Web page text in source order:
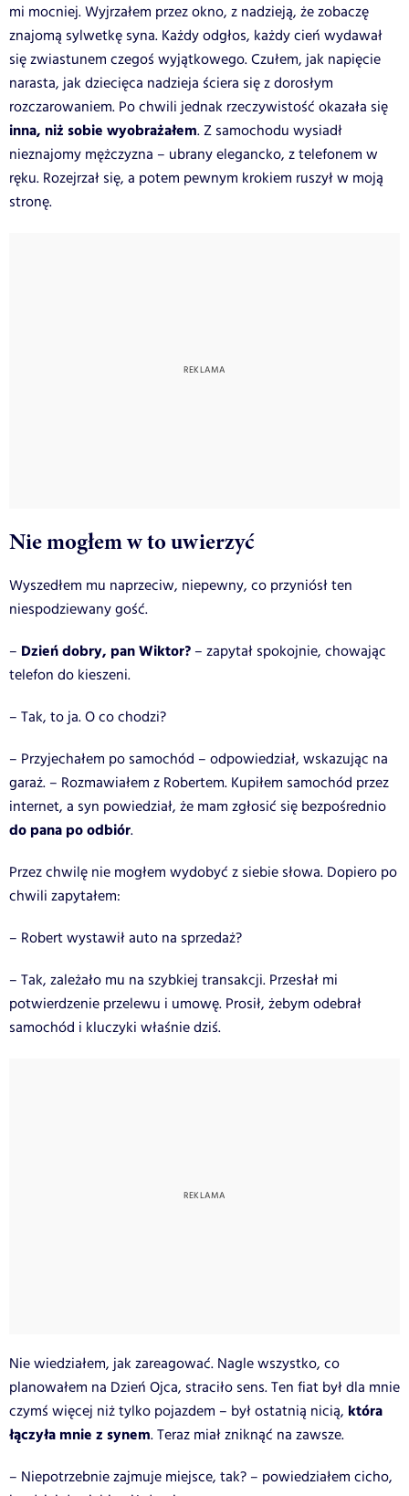
mi mocniej. Wyjrzałem przez okno, z nadzieją, że zobaczę
znajomą sylwetkę syna. Każdy odgłos, każdy cień wydawał
się zwiastunem czegoś wyjątkowego. Czułem, jak napięcie
narasta, jak dziecięca nadzieja ściera się z dorosłym
rozczarowaniem. Po chwili jednak rzeczywistość okazała się
inna, niż sobie wyobrażałem. Z samochodu wysiadł
nieznajomy mężczyzna – ubrany elegancko, z telefonem w
ręku. Rozejrzał się, a potem pewnym krokiem ruszył w moją
stronę.
Nie mogłem w to uwierzyć
Wyszedłem mu naprzeciw, niepewny, co przyniósł ten
niespodziewany gość.
– Dzień dobry, pan Wiktor? – zapytał spokojnie, chowając
telefon do kieszeni.
– Tak, to ja. O co chodzi?
– Przyjechałem po samochód – odpowiedział, wskazując na
garaż. – Rozmawiałem z Robertem. Kupiłem samochód przez
internet, a syn powiedział, że mam zgłosić się bezpośrednio
do pana po odbiór.
Przez chwilę nie mogłem wydobyć z siebie słowa. Dopiero po
chwili zapytałem:
– Robert wystawił auto na sprzedaż?
– Tak, zależało mu na szybkiej transakcji. Przesłał mi
potwierdzenie przelewu i umowę. Prosił, żebym odebrał
samochód i kluczyki właśnie dziś.
Nie wiedziałem, jak zareagować. Nagle wszystko, co
planowałem na Dzień Ojca, straciło sens. Ten fiat był dla mnie
czymś więcej niż tylko pojazdem – był ostatnią nicią, która
łączyła mnie z synem. Teraz miał zniknąć na zawsze.
– Niepotrzebnie zajmuje miejsce, tak? – powiedziałem cicho,